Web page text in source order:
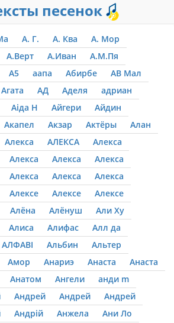
песенок
А. Г. А. Ква
А. Мор
А.Верт А.Иван
А.М.Пя
А5 аапа Абирбе
АВ Мал
Агата АД Аделя
адриан
Аіда Н Айгери
Айдин
Акапел Акзар Актёры
Алан
Алекса АЛЕКСА
Алекса
Алекса Алекса
Алекса
Алекса Алекса
Алекса
Алексе Алексе
Алексе
Алёна Алёнуш
Али Ху
Алиса Алифас
Алл да
АЛФАВІ Альбин
Альтер
Амор Анариэ Анаста
Анаста
Анатом Ангели
анди m
Андрей Андрей
Андрей
Андрій Анжела
Ани Ло